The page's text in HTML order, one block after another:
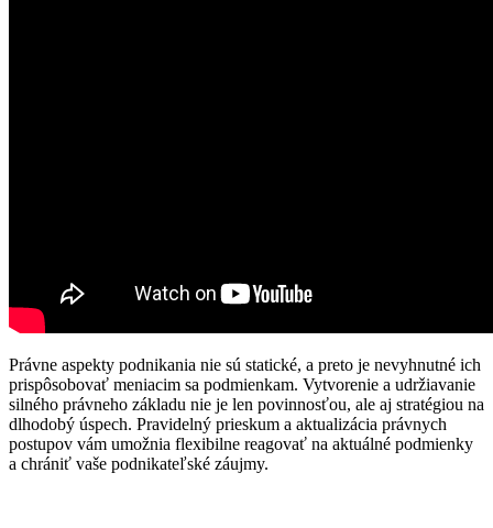
Právne aspekty podnikania nie sú statické, a preto je nevyhnutné ich
prispôsobovať meniacim sa podmienkam. Vytvorenie a udržiavanie
silného právneho základu nie je len povinnosťou, ale aj stratégiou na
dlhodobý úspech. Pravidelný prieskum a aktualizácia právnych
postupov vám umožnia flexibilne reagovať na aktuálné podmienky
a chrániť vaše podnikateľské záujmy.